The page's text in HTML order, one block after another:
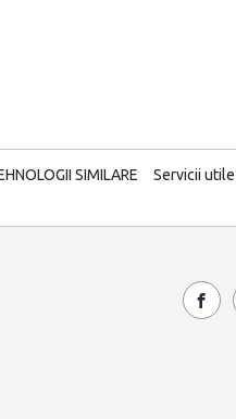
SIMILARE
Servicii utile